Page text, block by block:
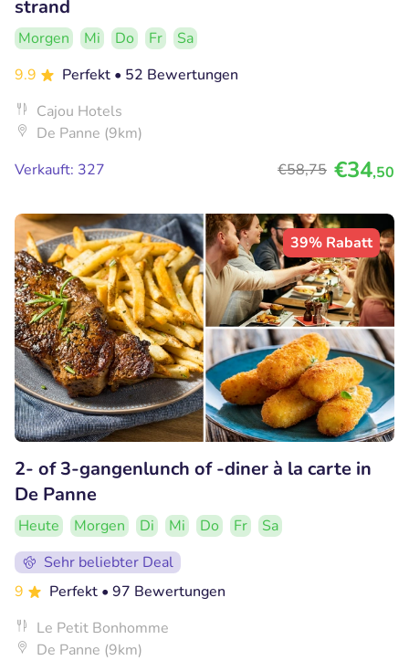
strand
Morgen Mi Do Fr
Sa
9.9
Perfekt • 52 Bewertungen
Cajou Hotels
De Panne (9km)
Verkauft: 327
€58,75 €34,50
39% Rabatt
2- of 3-gangenlunch of -diner à la carte in
De Panne
Heute Morgen Di Mi Do Fr
Sa
Sehr beliebter Deal
9
Perfekt • 97 Bewertungen
Le Petit Bonhomme
De Panne (9km)